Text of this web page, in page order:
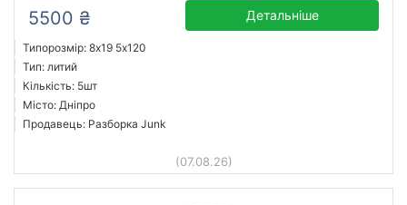
5500 ₴ Детальніше
Типорозмір: 8x19 5х120
Тип: литий
Кількість: 5шт
Місто: Дніпро
Продавець: Разборка Junk
(07.08.26)